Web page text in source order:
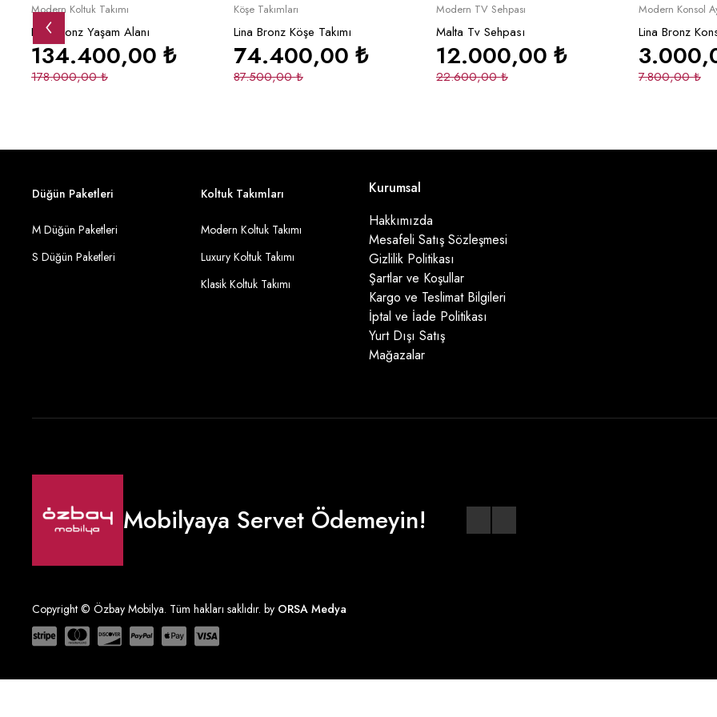
Sepete Ekle
Modern Koltuk Takımı
Lina Bronz Yaşam Alanı
178.000,00₺
134.400,00 ₺
Köşe Takımları
Lina Bronz Köşe Takımı
87.500,00₺
74.400,00 ₺
Sepete Ekle
Modern TV Sehpası
Malta Tv Sehpası
22.600,00₺
12.000,00 ₺
Modern Konsol
Lina Bronz
7.800,00₺
Düğün Paketleri
M Düğün Paketleri
S Düğün Paketleri
Koltuk Takımları
Modern Koltuk Takımı
Luxury Koltuk Takımı
Klasik Koltuk Takımı
Kurumsal
Hakkımızda
Mesafeli Satış Sözleşmesi
Gizlilik Politikası
Şartlar ve Koşullar
Kargo ve Teslimat Bilgileri
İptal ve İade Politikası
Yurt Dışı Satış
Mağazalar
Mobilyaya Servet Ödemeyin!
Copyright © Özbay Mobilya. Tüm hakları saklıdır. by ORSA Medya